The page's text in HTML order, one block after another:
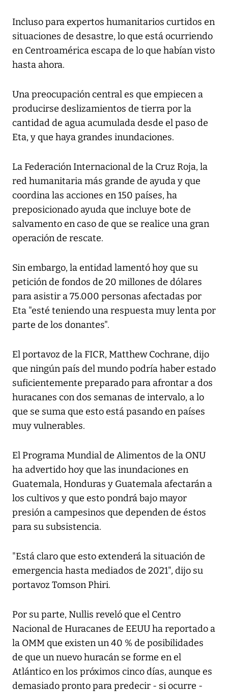
Incluso para expertos humanitarios curtidos en
situaciones de desastre, lo que está ocurriendo
en Centroamérica escapa de lo que habían visto
hasta ahora.
Una preocupación central es que empiecen a
producirse deslizamientos de tierra por la
cantidad de agua acumulada desde el paso de
Eta, y que haya grandes inundaciones.
La Federación Internacional de la Cruz Roja, la
red humanitaria más grande de ayuda y que
coordina las acciones en 150 países, ha
preposicionado ayuda que incluye bote de
salvamento en caso de que se realice una gran
operación de rescate.
Sin embargo, la entidad lamentó hoy que su
petición de fondos de 20 millones de dólares
para asistir a 75.000 personas afectadas por
Eta "esté teniendo una respuesta muy lenta por
parte de los donantes".
El portavoz de la FICR, Matthew Cochrane, dijo
que ningún país del mundo podría haber estado
suficientemente preparado para afrontar a dos
huracanes con dos semanas de intervalo, a lo
que se suma que esto está pasando en países
muy vulnerables.
El Programa Mundial de Alimentos de la ONU
ha advertido hoy que las inundaciones en
Guatemala, Honduras y Guatemala afectarán a
los cultivos y que esto pondrá bajo mayor
presión a campesinos que dependen de éstos
para su subsistencia.
"Está claro que esto extenderá la situación de
emergencia hasta mediados de 2021", dijo su
portavoz Tomson Phiri.
Por su parte, Nullis reveló que el Centro
Nacional de Huracanes de EEUU ha reportado a
la OMM que existen un 40 % de posibilidades
de que un nuevo huracán se forme en el
Atlántico en los próximos cinco días, aunque es
demasiado pronto para predecir - si ocurre -